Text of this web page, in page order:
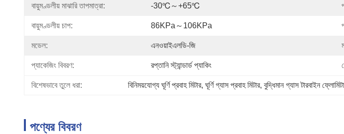
বায়ুমণ্ডলীয় মাঝারি তাপমাত্রা: -30℃～+65℃
বায়ুমণ্ডলীয় চাপ: 86KPa～106KPa
মডেল: এনওয়াইএলডি-জি
প্যাকেজিং বিবরণ: রপ্তানি স্ট্যান্ডার্ড প্যাকিং
বিশেষভাবে তুলে ধরা: বিনিময়যোগ্য ঘূর্ণি প্রবাহ মিটার, ঘূর্ণি গ্যাস প্রবাহ মিটার, বুদ্ধিমান গ্যাস টারবাইন
পণ্যের বিবরণ